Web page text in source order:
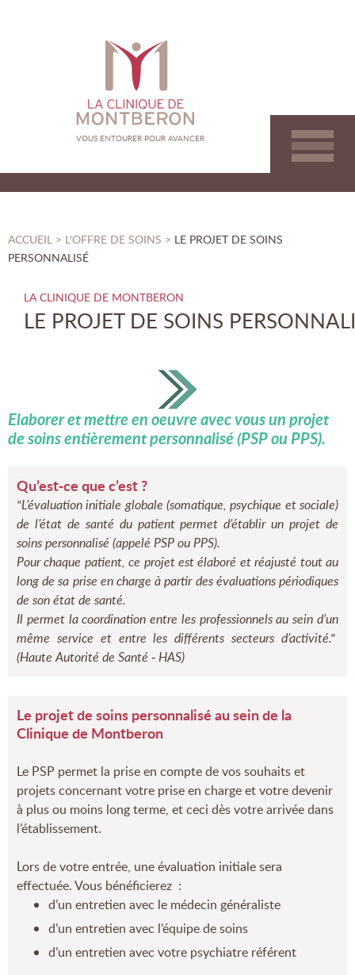
Clinique de Montberon
VOUS ENTOURER POUR AVANCER
VOUS ÊTES DANS :
ACCUEIL > L'OFFRE DE SOINS > LE PROJET DE SOINS
PERSONNALISÉ
LE PROJET DE SOINS
Elaborer et mettre en oeuvre avec vous un projet
de soins entièrement personnalisé (PSP ou PPS).
Qu’est-ce que c’est ?
"L’évaluation initiale globale (somatique, psychique et sociale)
de l’état de santé du patient permet d’établir un projet de
soins personnalisé (appelé PSP ou PPS).
Pour chaque patient, ce projet est élaboré et réajusté tout au
long de sa prise en charge à partir des évaluations périodiques
de son état de santé.
Il permet la coordination entre les professionnels au sein d’un
même service et entre les différents secteurs d’activité."
(Haute Autorité de Santé - HAS)
Le projet de soins personnalisé au sein de la
Clinique de Montberon
Le PSP permet la prise en compte de vos souhaits et
projets concernant votre prise en charge et votre devenir
à plus ou moins long terme, et ceci dès votre arrivée dans
l’établissement.
Lors de votre entrée, une évaluation initiale sera
effectuée. Vous bénéficierez :
d’un entretien avec le médecin généraliste
d’un entretien avec l’équipe de soins
d’un entretien avec votre psychiatre référent